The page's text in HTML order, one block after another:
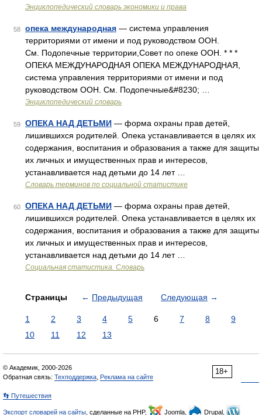
Энциклопедический словарь экономики и права
58 опека международная — система управления
территориями от имени и под руководством ООН.
См. Подопечные территории,Совет по опеке ООН. * * *
ОПЕКА МЕЖДУНАРОДНАЯ ОПЕКА МЕЖДУНАРОДНАЯ,
система управления территориями от имени и под
руководством ООН. См. Подопечные&#8230; …
Энциклопедический словарь
59 ОПЕКА НАД ДЕТЬМИ — форма охраны прав детей,
лишившихся родителей. Опека устанавливается в целях их
содержания, воспитания и образования а также для защиты
их личных и имущественных прав и интересов,
устанавливается над детьми до 14 лет …
Словарь терминов по социальной статистике
60 ОПЕКА НАД ДЕТЬМИ — форма охраны прав детей,
лишившихся родителей. Опека устанавливается в целях их
содержания, воспитания и образования а также для защиты
их личных и имущественных прав и интересов,
устанавливается над детьми до 14 лет …
Социальная статистика. Словарь
Страницы ← Предыдущая Следующая →
1 2 3 4 5 6 7 8
9
10
11 12 13
18+
© Академик, 2000-2026
Обратная связь: Техподдержка Реклама на сайте
👣 Путешествия
Экспорт словарей на сайты , сделанные на PHP, Joomla, Drupal,